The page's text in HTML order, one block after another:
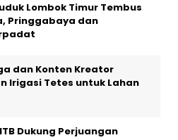
Lombok Timur Tembus
Pringgabaya dan
dan Konten Kreator
Irigasi Tetes untuk Lahan
Dukung Perjuangan